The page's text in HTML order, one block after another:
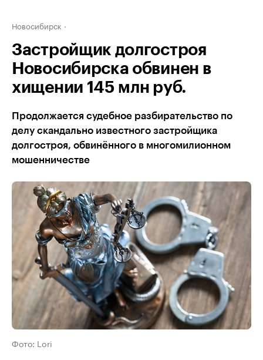
Новосибирск
Застройщик долгостроя
Новосибирска обвинен в
хищении 145 млн руб.
Продолжается судебное разбирательство по
делу скандально известного застройщика
долгостроя, обвинённого в многомилионном
мошенничестве
Фото: Lori